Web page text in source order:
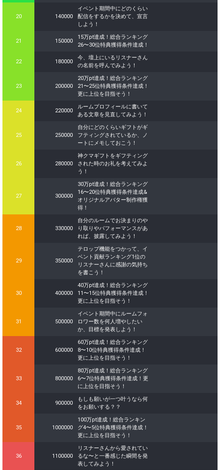
20 140000
イベント期間中にどのくらい
配信をするかを決めて、宣言
しよう！
21 150000
15万pt達成！総合ランキング
26〜30位特典獲得条件達成！
22 180000
今、壇上にいるリスナーさん
の名前を呼んでみよう！
23 200000
20万pt達成！総合ランキング
21〜25位特典獲得条件達成！
更に上位を目指そう！
24 220000
ルームプロフィールに書いて
ある文章を見直してみよう！
25 250000
自分にどのくらいギフトがギ
フティングされているか、ノ
ートにメモしておこう！
26 280000
神クマギフトをギフティング
された時のお礼を考えてみよ
う！
27 300000
30万pt達成！総合ランキング
16〜20位特典獲得条件達成&
オリジナルアバター制作権獲
得！
28 330000
自分のルームでお決まりのや
り取りやパフォーマンスがあ
れば、披露してみよう！
29 350000
テロップ機能をつかって、イ
ベント貢献ランキング1位の
リスナーさんに感謝の気持ち
を書こう！
30 400000
40万pt達成！総合ランキング
11〜15位特典獲得条件達成！
更に上位を目指そう！
31 500000
イベント期間中にルームフォ
ロワー数を何人増やしたい
か、目標を発表しよう！
32 600000
60万pt達成！総合ランキング
8〜10位特典獲得条件達成！
更に上位を目指そう！
33 800000
80万pt達成！総合ランキング
6〜7位特典獲得条件達成！更
に上位を目指そう！
34 900000
もしも願いが一つ叶うなら何
をお願いする？？
35 1000000
100万pt達成！総合ランキン
グ4〜5位特典獲得条件達成！
更に上位を目指そう！
36 1100000
リスナーさんから愛されてい
るな〜と一番感じた瞬間を発
表してみよう！